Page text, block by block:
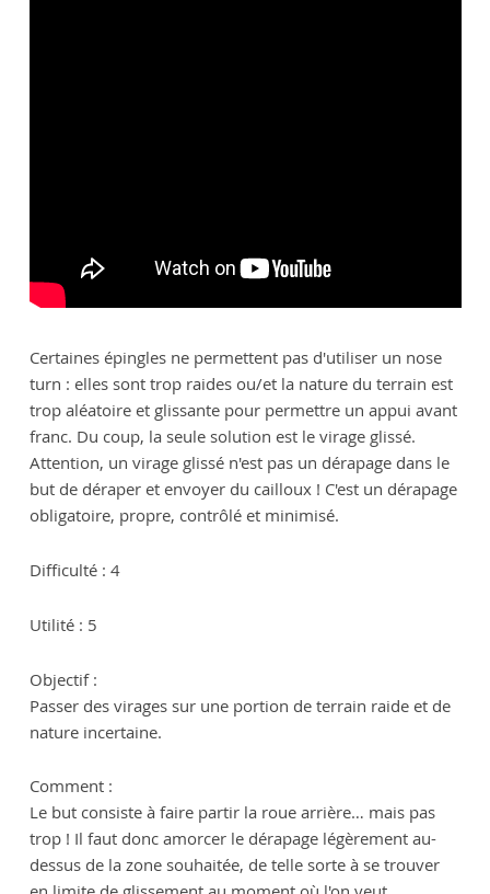
Certaines épingles ne permettent pas d'utiliser un nose
turn : elles sont trop raides ou/et la nature du terrain est
trop aléatoire et glissante pour permettre un appui avant
franc. Du coup, la seule solution est le virage glissé.
Attention, un virage glissé n'est pas un dérapage dans le
but de déraper et envoyer du cailloux ! C'est un dérapage
obligatoire, propre, contrôlé et minimisé.
Difficulté : 4
Utilité : 5
Objectif :
Passer des virages sur une portion de terrain raide et de
nature incertaine.
Comment :
Le but consiste à faire partir la roue arrière… mais pas
trop ! Il faut donc amorcer le dérapage légèrement au-
dessus de la zone souhaitée, de telle sorte à se trouver